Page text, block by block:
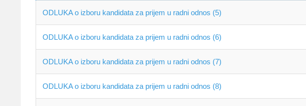
ODLUKA o izboru kandidata za prijem u radni odnos (5)
ODLUKA o izboru kandidata za prijem u radni odnos (6)
ODLUKA o izboru kandidata za prijem u radni odnos (7)
ODLUKA o izboru kandidata za prijem u radni odnos (8)